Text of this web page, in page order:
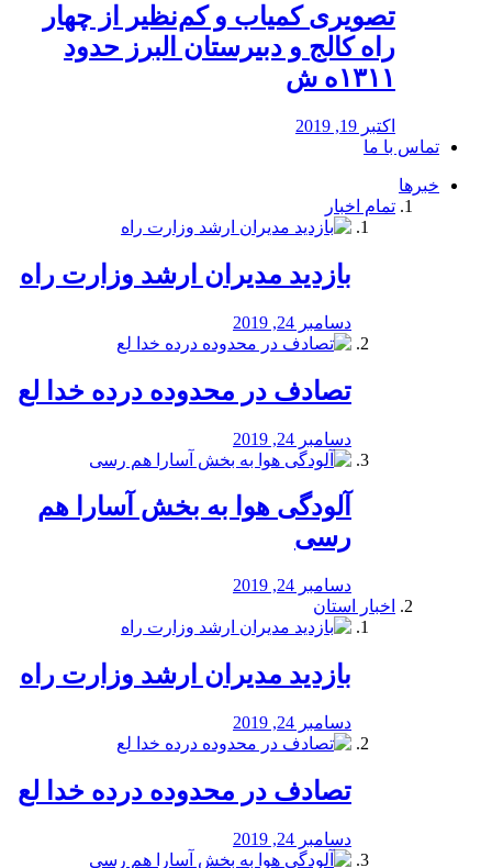
️تصویری کمیاب و کم‌نظیر از چهار
راه كالج و دبيرستان البرز حدود
۱۳۱۱ه ش
اکتبر 19, 2019
تماس با ما
خبرها
تمام اخبار
بازدید مدیران ارشد وزارت راه
دسامبر 24, 2019
تصادف در محدوده درده خدا لع
دسامبر 24, 2019
آلودگی هوا به بخش آسارا هم
رسی
دسامبر 24, 2019
اخبار استان
بازدید مدیران ارشد وزارت راه
دسامبر 24, 2019
تصادف در محدوده درده خدا لع
دسامبر 24, 2019